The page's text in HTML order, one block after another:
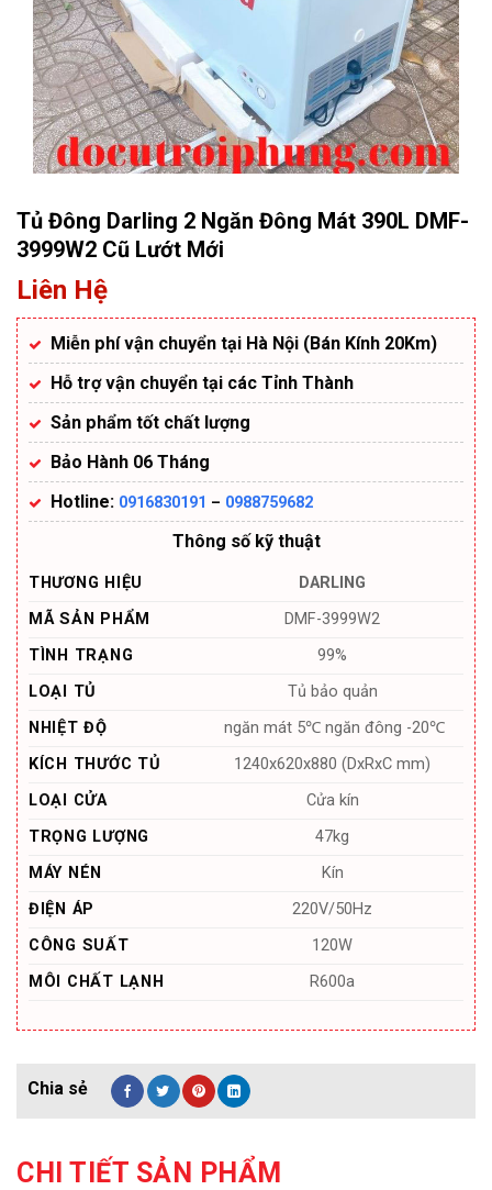
Tủ Đông Darling 2 Ngăn Đông Mát 390L DMF-
3999W2 Cũ Lướt Mới
Liên Hệ
Miễn phí vận chuyển tại Hà Nội (Bán Kính 20Km)
Hỗ trợ vận chuyển tại các Tỉnh Thành
Sản phẩm tốt chất lượng
Bảo Hành 06 Tháng
Hotline: 0916830191 – 0988759682
Thông số kỹ thuật
THƯƠNG HIỆU
DARLING
MÃ SẢN PHẨM
DMF-3999W2
TÌNH TRẠNG
99%
LOẠI TỦ
Tủ bảo quản
NHIỆT ĐỘ
ngăn mát 5℃ ngăn đông -20℃
KÍCH THƯỚC TỦ
1240x620x880 (DxRxC mm)
LOẠI CỬA
Cửa kín
TRỌNG LƯỢNG
47kg
MÁY NÉN
Kín
ĐIỆN ÁP
220V/50Hz
CÔNG SUẤT
120W
MÔI CHẤT LẠNH
R600a
CHI TIẾT SẢN PHẨM